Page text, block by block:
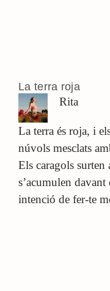
La terra roja
Rita
La terra és roja, i
núvols mesclats
Els caragols surten
s’acumulen
intenció de fer-te